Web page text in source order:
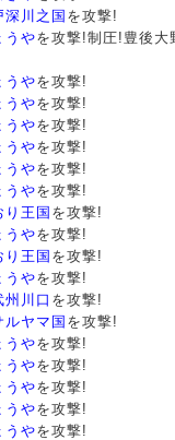
深川之国 を攻撃!
うやを攻撃!制圧!豊後大
うやを攻撃!
うやを攻撃!
うやを攻撃!
うやを攻撃!
うやを攻撃!
うやを攻撃!
り王国 を攻撃!
うやを攻撃!
り王国 を攻撃!
うやを攻撃!
州川口 を攻撃!
ルヤマ国 を攻撃!
うやを攻撃!
うやを攻撃!
うやを攻撃!
うやを攻撃!
うやを攻撃!